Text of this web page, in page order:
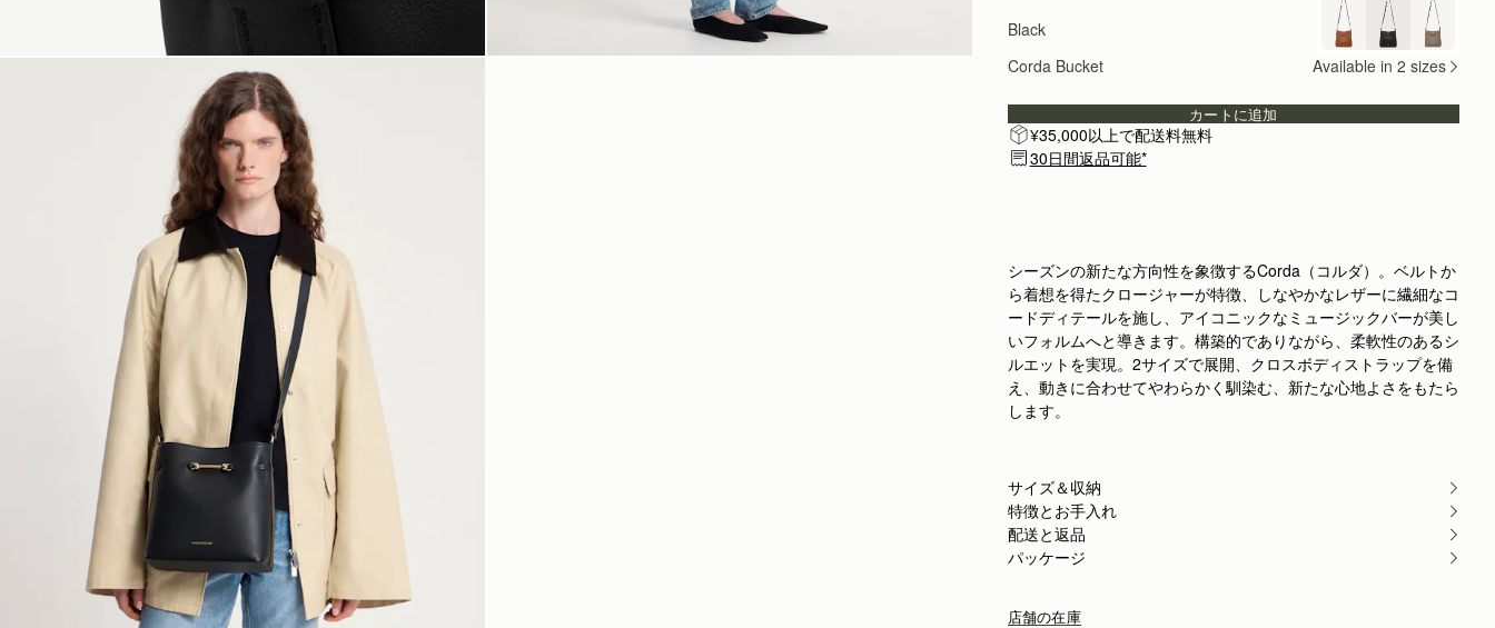
Black
Corda Bucket
Available in 2 sizes
カートに追加
¥35,000以上で配送料無料
30日間返品可能*
シーズンの新たな方向性を象徴するCorda（コルダ）。ベルトか
ら着想を得たクロージャーが特徴、しなやかなレザーに繊細なコ
ードディテールを施し、アイコニックなミュージックバーが美し
いフォルムへと導きます。構築的でありながら、柔軟性のあるシ
ルエットを実現。2サイズで展開、クロスボディストラップを備
え、動きに合わせてやわらかく馴染む、新たな心地よさをもたら
します。
サイズ＆収納
特徴とお手入れ
配送と返品
パッケージ
店舗の在庫